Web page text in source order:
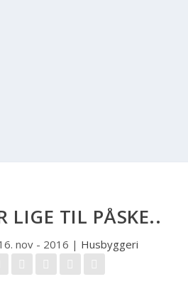
LIGE TIL PÅSKE..
nov - 2016 | Husbyggeri